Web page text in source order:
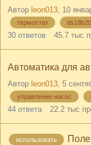
Автор leon013, 10
термостат ds18b20
30 ответов 45.7 тыс
Автоматика для
Автор leon013, 5
управление насос
44 ответа 22.2 тыс
использовать